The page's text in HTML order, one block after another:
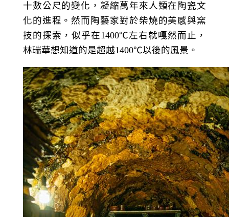
十數公尺的變化，凝縮萬年來人類在陶瓷文
化的進程。然而陶藝家對於柴燒的美感與窯
技的探索，似乎在1400℃左右就嘎然而止，
林瑞華想知道的是超越1400℃以後的風景。